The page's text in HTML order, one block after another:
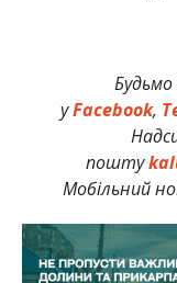
уFacebook,
пошту
Мобільний